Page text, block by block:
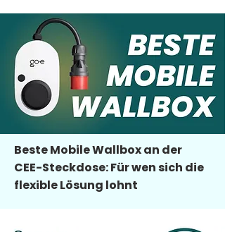
Beste Mobile Wallbox an der
CEE-Steckdose: Für wen sich die
flexible Lösung lohnt